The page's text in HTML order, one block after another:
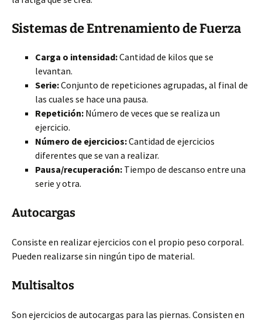
Sistemas de Entrenamiento de Fuerza
Carga o intensidad:Cantidad de kilos que se
levantan.
Serie:Conjunto de repeticiones agrupadas, al final de
las cuales se hace una pausa.
Repetición: Número de veces que se realiza un
ejercicio.
Número de ejercicios:Cantidad de ejercicios
diferentes que se van a realizar.
Pausa/recuperación: Tiempo de descanso entre una
serie y otra.
Autocargas
Consiste en realizar ejercicios con el propio peso corporal.
Pueden realizarse sin ningún tipo de material.
Multisaltos
Son ejercicios de autocargas para las piernas. Consisten en